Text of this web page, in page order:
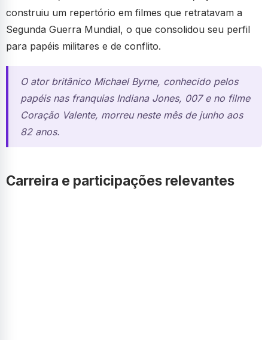
construiu um repertório em filmes que retratavam a
Segunda Guerra Mundial, o que consolidou seu perfil
para papéis militares e de conflito.
O ator britânico Michael Byrne, conhecido pelos
papéis nas franquias Indiana Jones, 007 e no filme
Coração Valente, morreu neste mês de junho aos
82 anos.
Carreira e participações relevantes